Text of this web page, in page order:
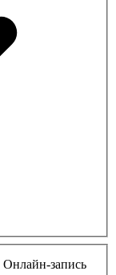
Онлайн-запись